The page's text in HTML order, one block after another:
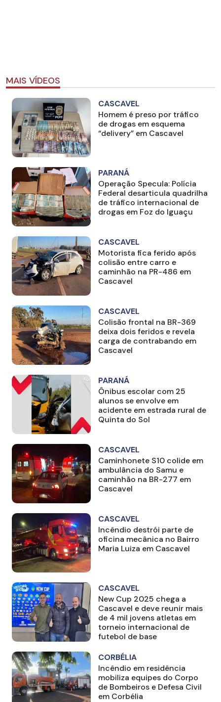
MAIS VÍDEOS
CASCAVEL
Homem é preso por tráfico
de drogas em esquema
“delivery” em Cascavel
PARANÁ
Operação Specula: Polícia
Federal desarticula quadrilha
de tráfico internacional de
drogas em Foz do Iguaçu
CASCAVEL
Motorista fica ferido após
colisão entre carro e
caminhão na PR-486 em
Cascavel
CASCAVEL
Colisão frontal na BR-369
deixa dois feridos e revela
carga de contrabando em
Cascavel
PARANÁ
Ônibus escolar com 25
alunos se envolve em
acidente em estrada rural de
Quinta do Sol
CASCAVEL
Caminhonete S10 colide em
ambulância do Samu e
caminhão na BR-277 em
Cascavel
CASCAVEL
Incêndio destrói parte de
oficina mecânica no Bairro
Maria Luiza em Cascavel
CASCAVEL
New Cup 2025 chega a
Cascavel e deve reunir mais
de 4 mil jovens atletas em
torneio internacional de
futebol de base
CORBÉLIA
Incêndio em residência
mobiliza equipes do Corpo
de Bombeiros e Defesa Civil
em Corbélia